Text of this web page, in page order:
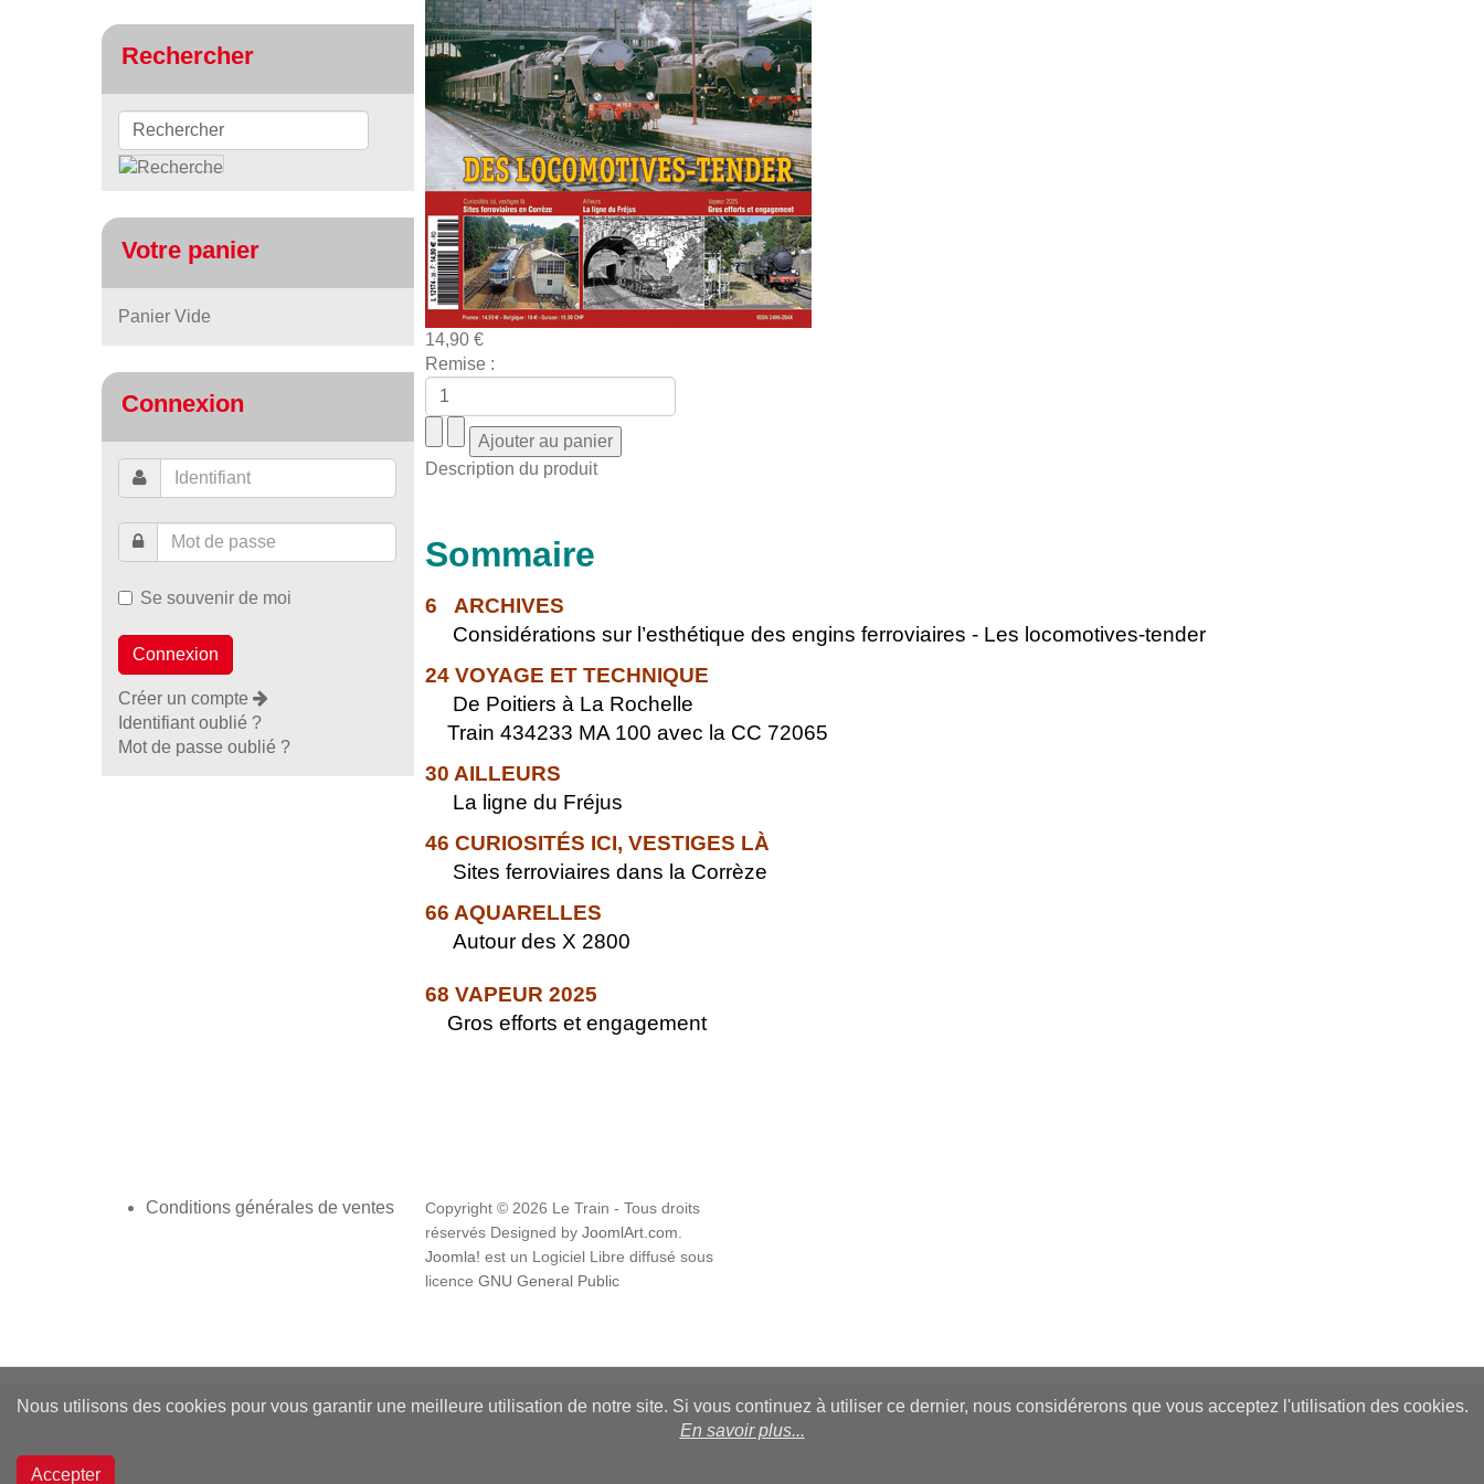
14,90 €
Remise :
Description du produit
Sommaire
6 ARCHIVES
Considérations sur l’esthétique des engins ferroviaires - Les locomotives-tender
24 VOYAGE ET TECHNIQUE
De Poitiers à La Rochelle
Train 434233 MA 100 avec la CC 72065
30 AILLEURS
La ligne du Fréjus
46 CURIOSITÉS ICI, VESTIGES LÀ
Sites ferroviaires dans la Corrèze
66 AQUARELLES
Autour des X 2800
68 VAPEUR 2025
Gros efforts et engagement
Rechercher
Votre panier
Panier Vide
Connexion
Se souvenir de moi
Créer un compte
Identifiant oublié ?
Mot de passe oublié ?
Conditions générales de ventes
Copyright © 2026 Le Train - Tous droits
réservés Designed by JoomlArt.com.
Joomla! est un Logiciel Libre diffusé sous
licence GNU General Public
Nous utilisons des cookies pour vous garantir une meilleure utilisation de notre site. Si vous continuez à utiliser ce dernier, nous considérerons que vous acceptez l'utilisation des cookies.
En savoir plus...
Accepter